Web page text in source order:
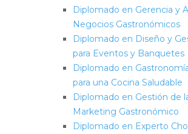
Diplomado en Gerencia y
Negocios Gastronómicos
Diplomado en Diseño y
para Eventos y Banquetes
Diplomado en
para una Cocina Saludable
Diplomado en Gestión de
Marketing Gastronómico
Diplomado en Experto